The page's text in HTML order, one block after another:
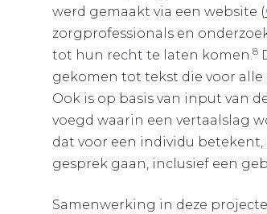
werd gemaakt via een website (
zorgprofessionals en
tot hun recht te laten komen. 8
gekomen tot tekst die voor alle
Ook is op basis van input van
voegd waarin een vertaalslag
dat voor een individu
gesprek gaan, inclusief een
Samenwerking in deze